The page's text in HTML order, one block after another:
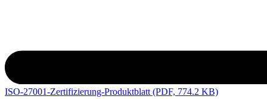
ISO-27001-Zertifizierung-Produktblatt (PDF, 774.2 KB)